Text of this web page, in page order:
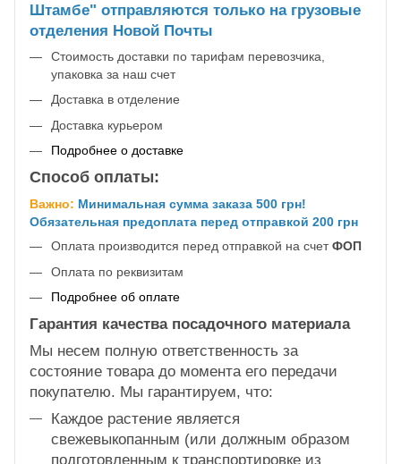
Штамбе" отправляются только на грузовые
отделения Новой Почты
Стоимость доставки по тарифам перевозчика,
упаковка за наш счет
Доставка в отделение
Доставка курьером
Подробнее о доставке
Способ оплаты:
Важно: Минимальная сумма заказа 500 грн!
Обязательная предоплата перед отправкой 200 грн
Оплата производится перед отправкой на счетФОП
Оплата по реквизитам
Подробнее об оплате
Гарантия качества посадочного материала
Мы несем полную ответственность за
состояние товара до момента его передачи
покупателю. Мы гарантируем, что:
Каждое растение является
свежевыкопанным (или должным образом
подготовленным к транспортировке из